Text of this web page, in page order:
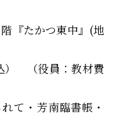
『たかつ東中』(地
） （役員：教材費
て・芳南臨書帳・